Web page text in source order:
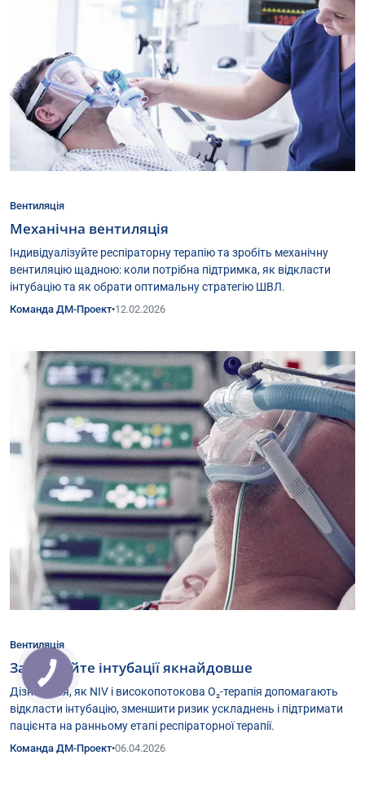
Вентиляція
Механічна вентиляція
Індивідуалізуйте респіраторну терапію та зробіть механічну
вентиляцію щадною: коли потрібна підтримка, як відкласти
інтубацію та як обрати оптимальну стратегію ШВЛ.
Команда ДМ-Проект•12.02.2026
Вентиляція
Запобігайте інтубації якнайдовше
Дізнайтеся, як NIV і високопотокова O₂-терапія допомагають
відкласти інтубацію, зменшити ризик ускладнень і підтримати
пацієнта на ранньому етапі респіраторної терапії.
Команда ДМ-Проект•06.04.2026